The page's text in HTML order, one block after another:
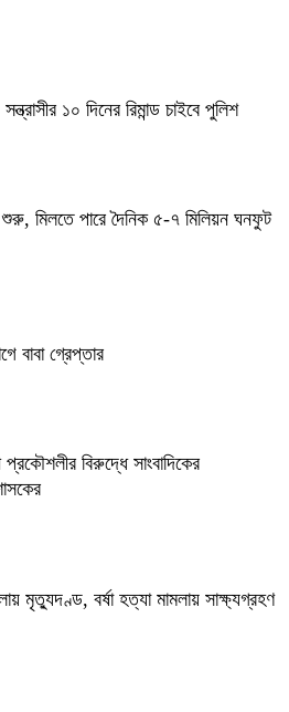
১০ দিনের রিমান্ড চাইবে পুলিশ
মিলতে পারে দৈনিক ৫-৭ মিলিয়ন ঘনফুট
বাবা গ্রেপ্তার
বিরুদ্ধে সাংবাদিকের
মৃত্যুদণ্ড, বর্ষা হত্যা মামলায় সাক্ষ্যগ্রহণ